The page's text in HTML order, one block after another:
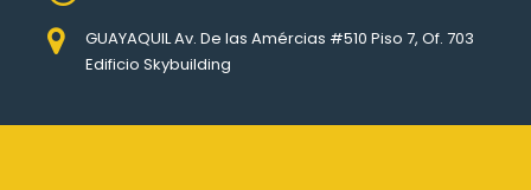
GUAYAQUIL Av. De las Amércias #510 Piso 7, Of. 703
Edificio Skybuilding